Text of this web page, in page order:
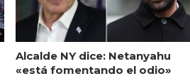
Alcalde NY dice: Netanyahu
«está fomentando el odio»